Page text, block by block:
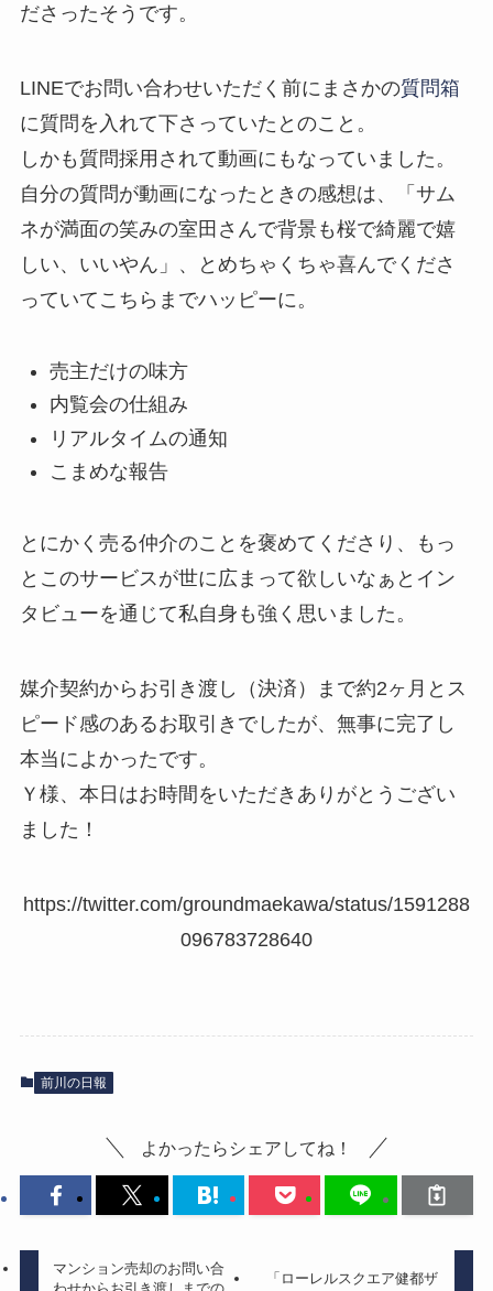
ださったそうです。
LINEでお問い合わせいただく前にまさかの質問箱
に質問を入れて下さっていたとのこと。
しかも質問採用されて動画にもなっていました。
自分の質問が動画になったときの感想は、「サム
ネが満面の笑みの室田さんで背景も桜で綺麗で嬉
しい、いいやん」、とめちゃくちゃ喜んでくださ
っていてこちらまでハッピーに。
売主だけの味方
内覧会の仕組み
リアルタイムの通知
こまめな報告
とにかく売る仲介のことを褒めてくださり、もっ
とこのサービスが世に広まって欲しいなぁとイン
タビューを通じて私自身も強く思いました。
媒介契約からお引き渡し（決済）まで約2ヶ月とス
ピード感のあるお取引きでしたが、無事に完了し
本当によかったです。
Ｙ様、本日はお時間をいただきありがとうござい
ました！
https://twitter.com/groundmaekawa/status/1591288
096783728640
前川の日報
よかったらシェアしてね！
マンション売却のお問い合
「ローレルスクエア健都ザ